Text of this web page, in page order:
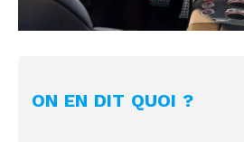
ON EN DIT QUOI ?